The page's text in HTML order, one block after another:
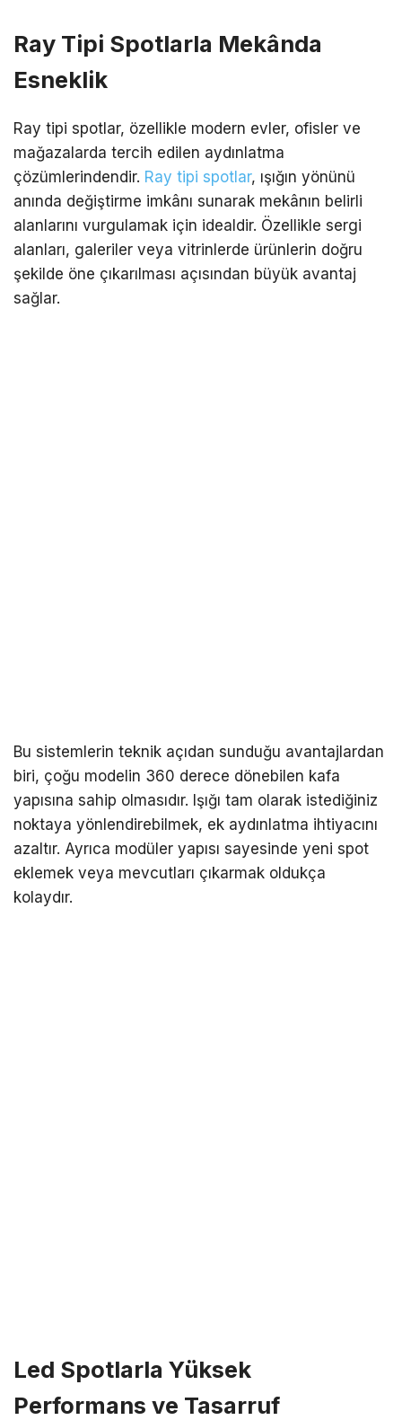
Ray Tipi Spotlarla Mekânda
Esneklik
Ray tipi spotlar, özellikle modern evler, ofisler ve
mağazalarda tercih edilen aydınlatma
çözümlerindendir. Ray tipi spotlar, ışığın yönünü
anında değiştirme imkânı sunarak mekânın belirli
alanlarını vurgulamak için idealdir. Özellikle sergi
alanları, galeriler veya vitrinlerde ürünlerin doğru
şekilde öne çıkarılması açısından büyük avantaj
sağlar.
Bu sistemlerin teknik açıdan sunduğu avantajlardan
biri, çoğu modelin 360 derece dönebilen kafa
yapısına sahip olmasıdır. Işığı tam olarak istediğiniz
noktaya yönlendirebilmek, ek aydınlatma ihtiyacını
azaltır. Ayrıca modüler yapısı sayesinde yeni spot
eklemek veya mevcutları çıkarmak oldukça
kolaydır.
Led Spotlarla Yüksek
Performans ve Tasarruf